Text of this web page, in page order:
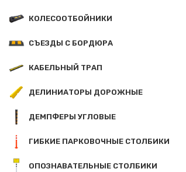
КОЛЕСООТБОЙНИКИ
СЪЕЗДЫ С БОРДЮРА
КАБЕЛЬНЫЙ ТРАП
ДЕЛИНИАТОРЫ ДОРОЖНЫЕ
ДЕМПФЕРЫ УГЛОВЫЕ
ГИБКИЕ ПАРКОВОЧНЫЕ СТОЛБИКИ
ОПОЗНАВАТЕЛЬНЫЕ СТОЛБИКИ